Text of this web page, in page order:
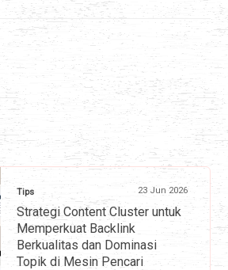
Tips 23 Jun 2026
Strategi Content Cluster untuk
Memperkuat Backlink
Berkualitas dan Dominasi
Topik di Mesin Pencari